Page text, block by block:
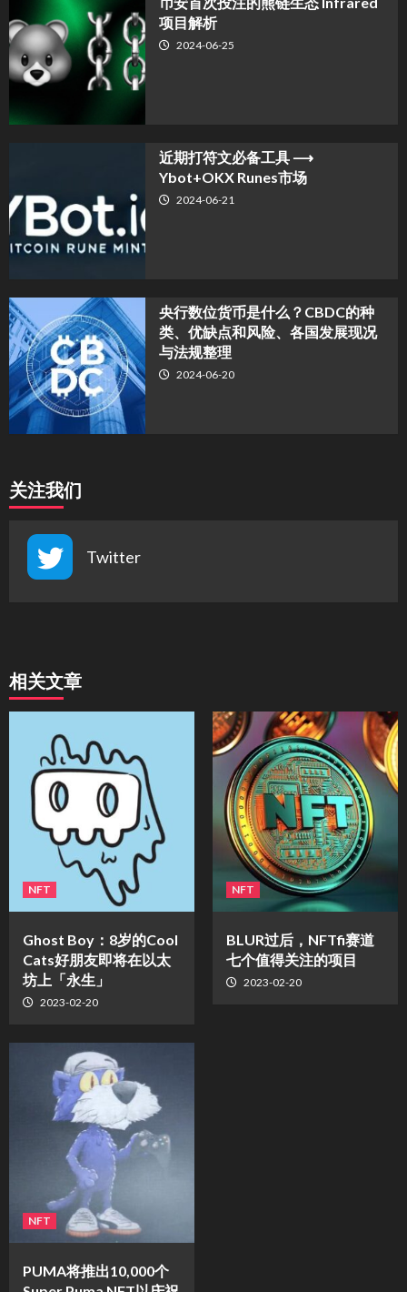
项目解析
2024-06-25
近期打符文必备工具 ⟶
Ybot+OKX Runes市场
2024-06-21
央行数位货币是什么？CBDC的种
类、优缺点和风险、各国发展现况
与法规整理
2024-06-20
关注我们
Twitter
相关文章
NFT
Ghost Boy：8岁的Cool
Cats好朋友即将在以太
坊上「永生」
2023-02-20
NFT
BLUR过后，NFTfi赛道
七个值得关注的项目
2023-02-20
NFT
PUMA将推出10,000个